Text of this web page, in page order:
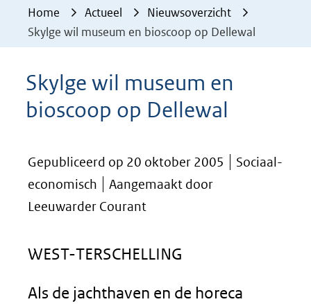
geweigerd.
Home Actueel
Nieuwsoverzicht
Skylge wil museum en bioscoop op Dellewal
Skylge wil museum en
bioscoop op Dellewal
Gepubliceerd op 20 oktober 2005
Sociaal-
economisch
Aangemaakt door
Leeuwarder Courant
WEST-TERSCHELLING
Als de jachthaven en de horeca